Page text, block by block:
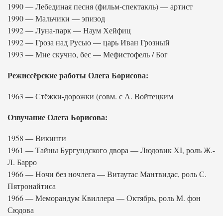
1990 — Лебединая песня (фильм-спектакль) — артист
1990 — Мальчики — эпизод
1992 — Луна-парк — Наум Хейфиц
1992 — Гроза над Русью — царь Иван Грозный
1993 — Мне скучно, бес — Мефистофель / Бог
Режиссёрские работы Олега Борисова:
1963 — Стёжки-дорожки (совм. с А. Войтецким
Озвучание Олега Борисова:
1958 — Викинги
1961 — Тайны Бургундского двора — Людовик XI, роль Ж.-
Л. Барро
1966 — Ночи без ночлега — Витаутас Мантвидас, роль С.
Пятронайтиса
1966 — Меморандум Квиллера — Октябрь, роль М. фон
Сюдова